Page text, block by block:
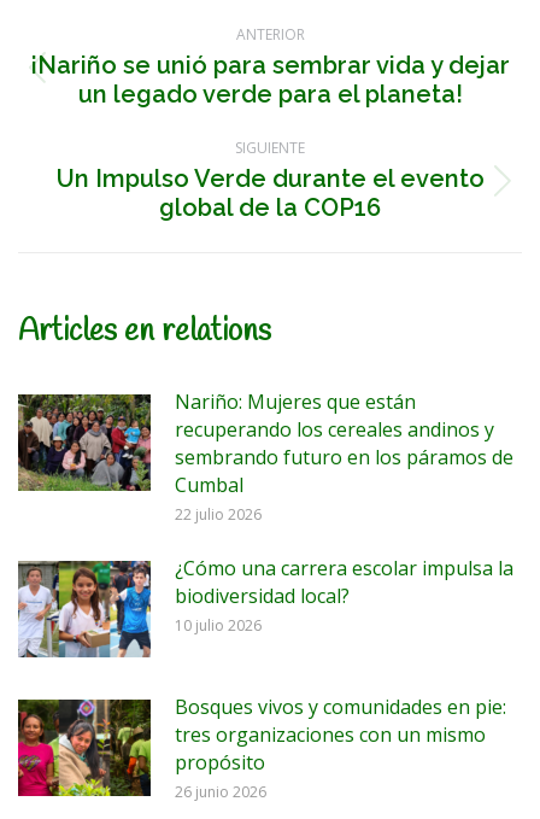
entre
ANTERIOR
Publicación
anterior:
¡Nariño se unió para sembrar vida y dejar
un legado verde para el planeta!
SIGUIENTE
Publicación
siguiente:
Un Impulso Verde durante el evento
global de la COP16
Articles en relations
Nariño: Mujeres que están
recuperando los cereales andinos y
sembrando futuro en los páramos de
Cumbal
22 julio 2026
¿Cómo una carrera escolar impulsa la
biodiversidad local?
10 julio 2026
Bosques vivos y comunidades en pie:
tres organizaciones con un mismo
propósito
26 junio 2026